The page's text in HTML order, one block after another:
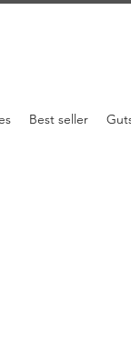
Best seller